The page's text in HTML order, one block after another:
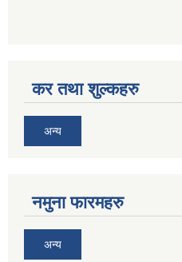
कर तथा शुल्कहरु
अन्य
नमुना फारमहरु
अन्य